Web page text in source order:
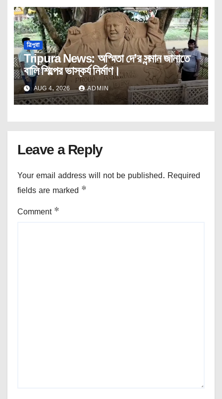
ত্রিপুরা
Tripura News: অস্মিতা দে’র সন্মান জানাতে
বালি শিল্পের ভাস্কর্য নির্মাণ।
AUG 4, 2026 ADMIN
Leave a Reply
Your email address will not be published. Required
fields are marked *
Comment *